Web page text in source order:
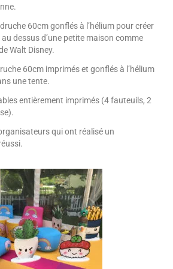
60cm gonflés à l’hélium pour créer
dessus d’une petite maison comme
Walt Disney.
60cm imprimés et gonflés à l’hélium
une tente.
entièrement imprimés (4 fauteuils, 2
qui ont réalisé un